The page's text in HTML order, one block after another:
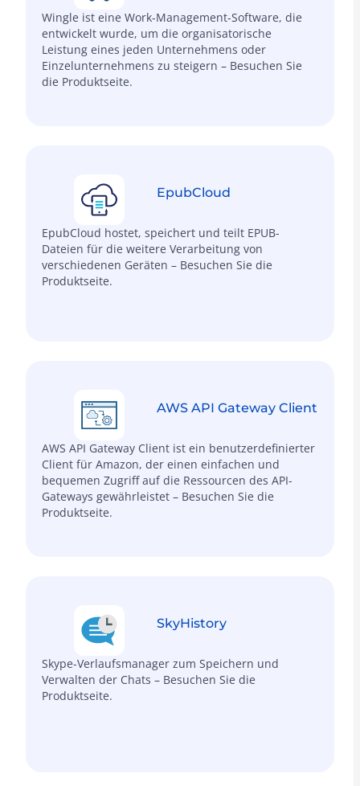
Wingle ist eine Work-Management-Software, die
entwickelt wurde, um die organisatorische
Leistung eines jeden Unternehmens oder
Einzelunternehmens zu steigern – Besuchen Sie
die Produktseite.
EpubCloud
EpubCloud hostet, speichert und teilt EPUB-
Dateien für die weitere Verarbeitung von
verschiedenen Geräten – Besuchen Sie die
Produktseite.
AWS API Gateway Client
AWS API Gateway Client ist ein benutzerdefinierter
Client für Amazon, der einen einfachen und
bequemen Zugriff auf die Ressourcen des API-
Gateways gewährleistet – Besuchen Sie die
Produktseite.
SkyHistory
Skype-Verlaufsmanager zum Speichern und
Verwalten der Chats – Besuchen Sie die
Produktseite.